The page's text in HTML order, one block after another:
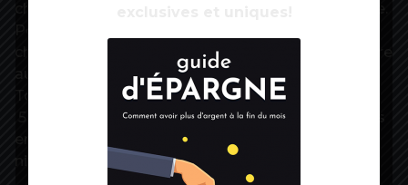
chômeurs de plus, ce qui fait remonter leur nombre
aux niveaux de ceux de fin 2015 et début 2016.
Toutes catégories confondues, leurs nombres –
5,7 millions en France métropolitaine ou 6 millions
en France entière hors Mayotte – restent à des
niveaux jamais atteint.